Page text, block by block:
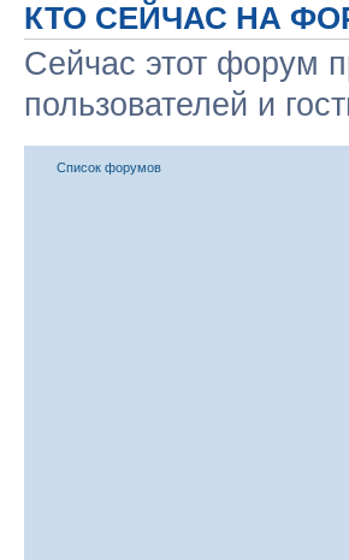
КТО СЕЙЧАС НА
Сейчас этот форум
пользователей и
Список форумов